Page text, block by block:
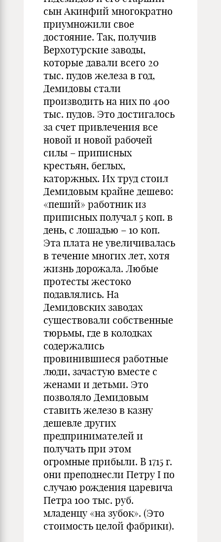
сын Акинфий многократно
приумножили свое
достояние. Так, получив
Верхотурские заводы,
которые давали всего 20
тыс. пудов железа в год,
Демидовы стали
производить на них по 400
тыс. пудов. Это достигалось
за счет привлечения все
новой и новой рабочей
силы – приписных
крестьян, беглых,
каторжных. Их труд стоил
Демидовым крайне дешево:
«пеший» работник из
приписных получал 5 коп. в
день, с лошадью – 10 коп.
Эта плата не увеличивалась
в течение многих лет, хотя
жизнь дорожала. Любые
протесты жестоко
подавлялись. На
Демидовских заводах
существовали собственные
тюрьмы, где в колодках
содержались
провинившиеся работные
люди, зачастую вместе с
женами и детьми. Это
позволяло Демидовым
ставить железо в казну
дешевле других
предпринимателей и
получать при этом
огромные прибыли. В 1715 г.
они преподнесли Петру I по
случаю рождения царевича
Петра 100 тыс. руб.
младенцу «на зубок». (Это
стоимость целой фабрики).